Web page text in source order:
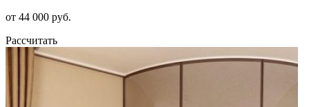
от 44 000 руб.
Рассчитать